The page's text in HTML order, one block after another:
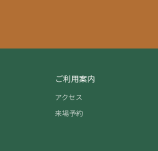
ご利用案内
アクセス
来場予約